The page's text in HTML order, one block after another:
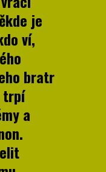
je
ví,
bratr
trpí
a